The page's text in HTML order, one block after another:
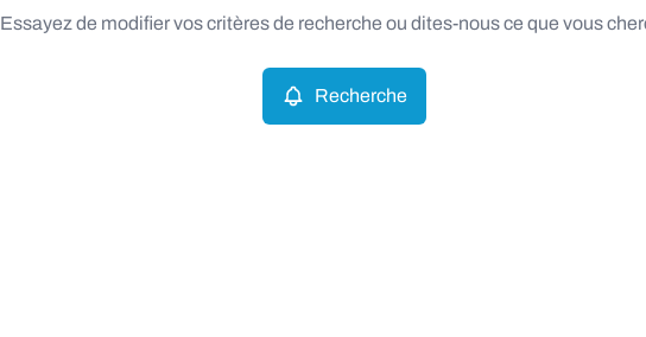
Essayez de modifier vos critères de recherche ou dites-nous ce que vous
Recherche